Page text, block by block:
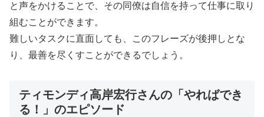
と声をかけることで、その同僚は自信を持って仕事に取り
組むことができます。
難しいタスクに直面しても、このフレーズが後押しとな
り、最善を尽くすことができるでしょう。
ティモンディ高岸宏行さんの「やればでき
る！」のエピソード